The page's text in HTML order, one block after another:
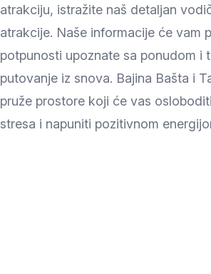
atrakciju, istražite naš detaljan
atrakcije. Naše informacije će vam
potpunosti upoznate sa ponudom i
putovanje iz snova. Bajina Bašta i
pruže prostore koji će vas
stresa i napuniti pozitivnom